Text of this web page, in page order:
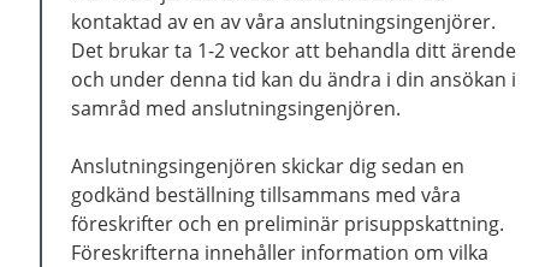
kontaktad av en av våra anslutningsingenjörer.
Det brukar ta 1-2 veckor att behandla ditt ärende
och under denna tid kan du ändra i din ansökan i
samråd med anslutningsingenjören.
Anslutningsingenjören skickar dig sedan en
godkänd beställning tillsammans med våra
föreskrifter och en preliminär prisuppskattning.
Föreskrifterna innehåller information om vilka